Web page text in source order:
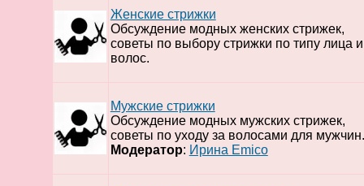
Женские стрижки
Обсуждение модных женских стрижек,
советы по выбору стрижки по типу лица и
волос.
Мужские стрижки
Обсуждение модных мужских стрижек,
советы по уходу за волосами для мужчин.
Модератор: Ирина Emico